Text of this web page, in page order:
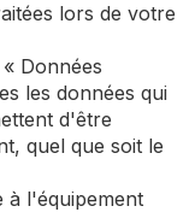
lors de votre
Données
les données qui
d'être
quel que soit le
à l'équipement